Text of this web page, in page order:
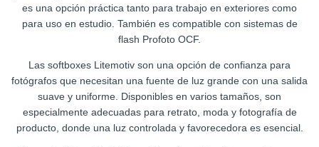
es una opción práctica tanto para trabajo en exteriores como
para uso en estudio. También es compatible con sistemas de
flash Profoto OCF.
Las softboxes Litemotiv son una opción de confianza para
fotógrafos que necesitan una fuente de luz grande con una salida
suave y uniforme. Disponibles en varios tamaños, son
especialmente adecuadas para retrato, moda y fotografía de
producto, donde una luz controlada y favorecedora es esencial.